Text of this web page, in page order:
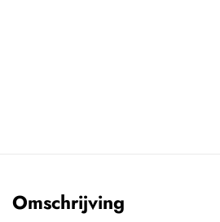
Omschrijving